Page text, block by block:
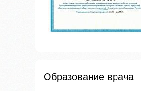
Образование врача